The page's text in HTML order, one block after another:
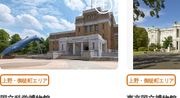
上野・御徒町エリア 上野・御徒町エリア